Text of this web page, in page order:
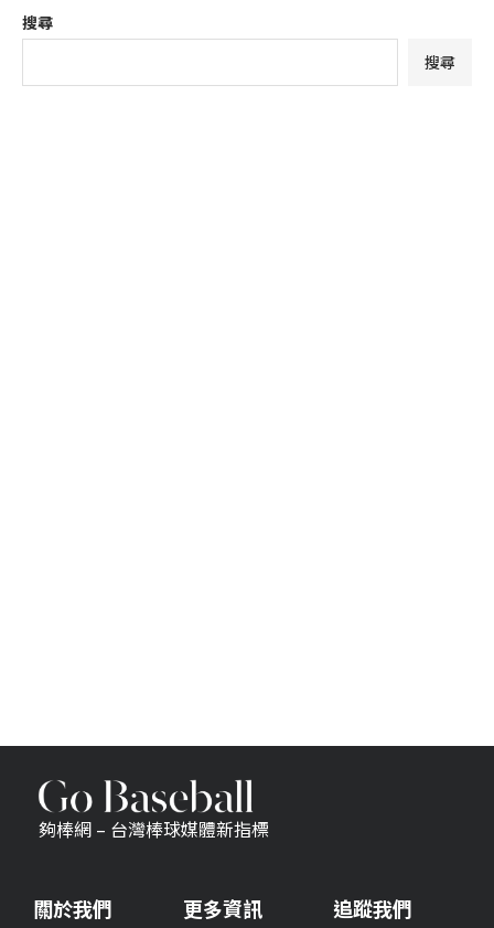
搜尋
搜尋
夠棒網 – 台灣棒球媒體新指標
關於我們 更多資訊 追蹤我們